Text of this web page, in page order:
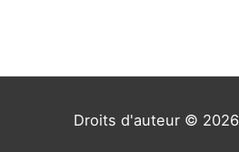
Droits d'auteur © 2026